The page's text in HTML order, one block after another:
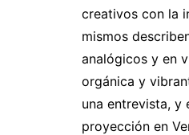
creativos con la
mismos
analógicos y en
orgánica y
una entrevista, y
proyección en